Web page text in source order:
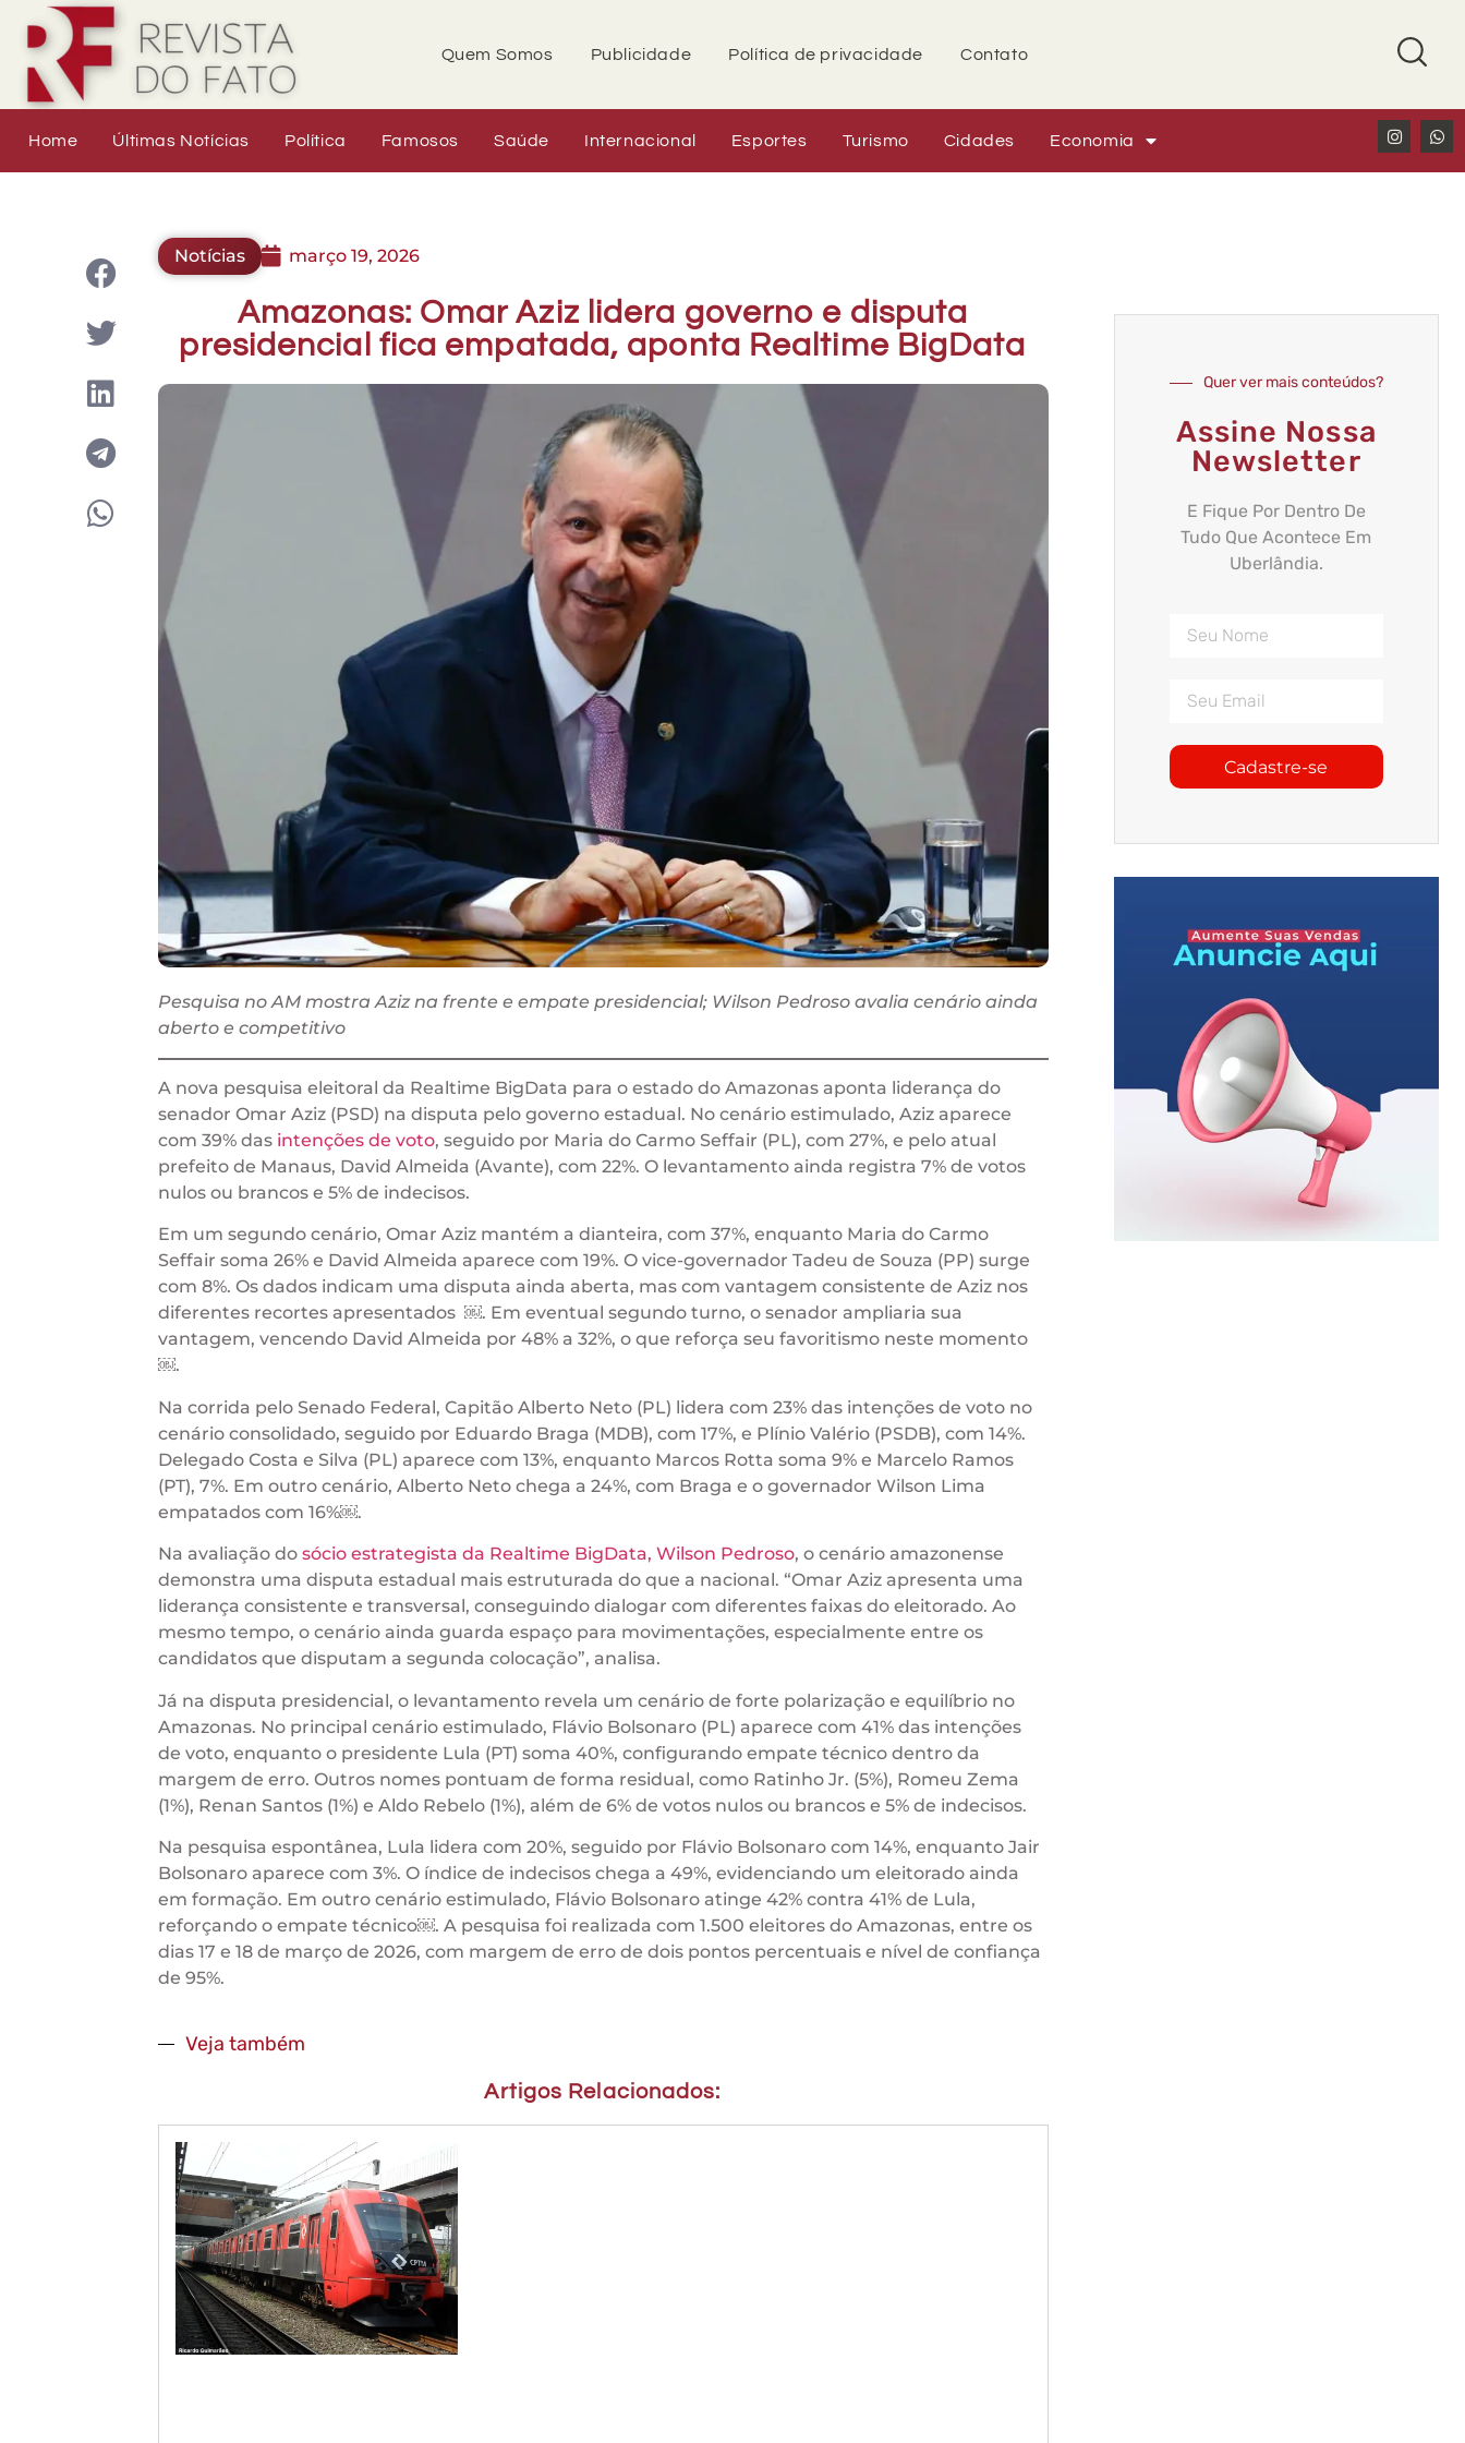
Quem Somos Publicidade Política de privacidade Contato
Home Últimas Notícias Política Famosos Saúde Internacional Esportes Turismo Cidades Economia
Notícias março 19, 2026
Amazonas: Omar Aziz lidera governo e disputa
presidencial fica empatada, aponta Realtime BigData
Pesquisa no AM mostra Aziz na frente e empate presidencial; Wilson Pedroso avalia cenário ainda
aberto e competitivo
A nova pesquisa eleitoral da Realtime BigData para o estado do Amazonas aponta liderança do
senador Omar Aziz (PSD) na disputa pelo governo estadual. No cenário estimulado, Aziz aparece
com 39% das intenções de voto, seguido por Maria do Carmo Seffair (PL), com 27%, e pelo atual
prefeito de Manaus, David Almeida (Avante), com 22%. O levantamento ainda registra 7% de votos
nulos ou brancos e 5% de indecisos.
Em um segundo cenário, Omar Aziz mantém a dianteira, com 37%, enquanto Maria do Carmo
Seffair soma 26% e David Almeida aparece com 19%. O vice-governador Tadeu de Souza (PP) surge
com 8%. Os dados indicam uma disputa ainda aberta, mas com vantagem consistente de Aziz nos
diferentes recortes apresentados ￼. Em eventual segundo turno, o senador ampliaria sua
vantagem, vencendo David Almeida por 48% a 32%, o que reforça seu favoritismo neste momento
￼.
Na corrida pelo Senado Federal, Capitão Alberto Neto (PL) lidera com 23% das intenções de voto no
cenário consolidado, seguido por Eduardo Braga (MDB), com 17%, e Plínio Valério (PSDB), com 14%.
Delegado Costa e Silva (PL) aparece com 13%, enquanto Marcos Rotta soma 9% e Marcelo Ramos
(PT), 7%. Em outro cenário, Alberto Neto chega a 24%, com Braga e o governador Wilson Lima
empatados com 16%￼.
Na avaliação do sócio estrategista da Realtime BigData, Wilson Pedroso, o cenário amazonense
demonstra uma disputa estadual mais estruturada do que a nacional. “Omar Aziz apresenta uma
liderança consistente e transversal, conseguindo dialogar com diferentes faixas do eleitorado. Ao
mesmo tempo, o cenário ainda guarda espaço para movimentações, especialmente entre os
candidatos que disputam a segunda colocação”, analisa.
Já na disputa presidencial, o levantamento revela um cenário de forte polarização e equilíbrio no
Amazonas. No principal cenário estimulado, Flávio Bolsonaro (PL) aparece com 41% das intenções
de voto, enquanto o presidente Lula (PT) soma 40%, configurando empate técnico dentro da
margem de erro. Outros nomes pontuam de forma residual, como Ratinho Jr. (5%), Romeu Zema
(1%), Renan Santos (1%) e Aldo Rebelo (1%), além de 6% de votos nulos ou brancos e 5% de indecisos.
Na pesquisa espontânea, Lula lidera com 20%, seguido por Flávio Bolsonaro com 14%, enquanto Jair
Bolsonaro aparece com 3%. O índice de indecisos chega a 49%, evidenciando um eleitorado ainda
em formação. Em outro cenário estimulado, Flávio Bolsonaro atinge 42% contra 41% de Lula,
reforçando o empate técnico￼. A pesquisa foi realizada com 1.500 eleitores do Amazonas, entre os
dias 17 e 18 de março de 2026, com margem de erro de dois pontos percentuais e nível de confiança
de 95%.
Veja também
Artigos Relacionados:
Quer ver mais conteúdos?
Assine Nossa
Newsletter
E Fique Por Dentro De
Tudo Que Acontece Em
Uberlândia.
Cadastre-se